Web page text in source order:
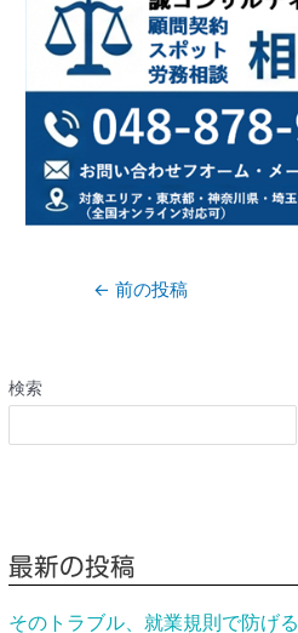
← 前の投稿
検索
最新の投稿
そのトラブル、就業規則で防げ